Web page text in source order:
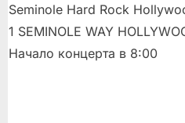
Seminole Hard Rock
1 SEMINOLE WAY
Начало концерта в 8:00